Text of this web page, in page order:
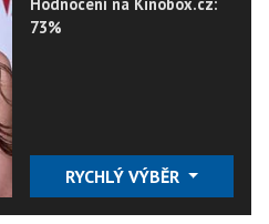
73%
RYCHLÝ VÝBĚR